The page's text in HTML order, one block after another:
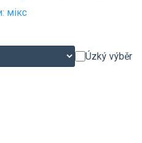
мікс
Úzký výběr